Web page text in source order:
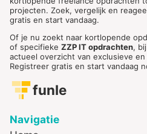
projecten. Zoek, vergelijk en
gratis en start vandaag.
Of je nu zoekt naar kortlopende
of specifieke ZZP IT opdrachten,
actueel overzicht van exclusieve
Registreer gratis en start vandaag
funle
Navigatie